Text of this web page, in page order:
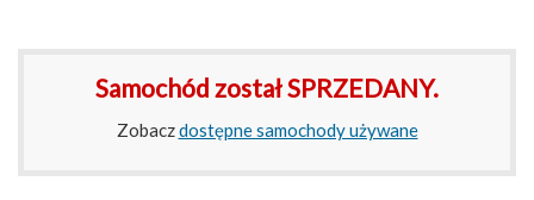
Samochód został SPRZEDANY.
Zobaczdostępne samochody używane